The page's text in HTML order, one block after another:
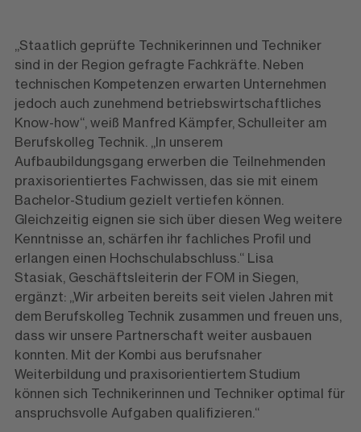
„Staatlich geprüfte Technikerinnen und Techniker
sind in der Region gefragte Fachkräfte. Neben
technischen Kompetenzen erwarten Unternehmen
jedoch auch zunehmend betriebswirtschaftliches
Know-how“, weiß Manfred Kämpfer, Schulleiter am
Berufskolleg Technik. „In unserem
Aufbaubildungsgang erwerben die Teilnehmenden
praxisorientiertes Fachwissen, das sie mit einem
Bachelor-Studium gezielt vertiefen können.
Gleichzeitig eignen sie sich über diesen Weg weitere
Kenntnisse an, schärfen ihr fachliches Profil und
erlangen einen Hochschulabschluss.“ Lisa
Stasiak, Geschäftsleiterin der FOM in Siegen,
ergänzt: „Wir arbeiten bereits seit vielen Jahren mit
dem Berufskolleg Technik zusammen und freuen uns,
dass wir unsere Partnerschaft weiter ausbauen
konnten. Mit der Kombi aus berufsnaher
Weiterbildung und praxisorientiertem Studium
können sich Technikerinnen und Techniker optimal für
anspruchsvolle Aufgaben qualifizieren.“